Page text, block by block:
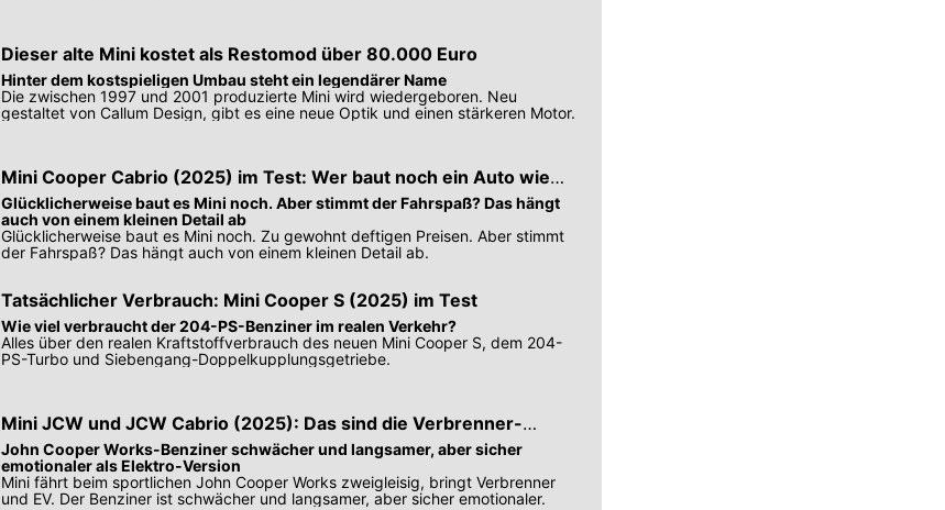
Dieser alte Mini kostet als Restomod über 80.000 Euro
Hinter dem kostspieligen Umbau steht ein legendärer Name
Die zwischen 1997 und 2001 produzierte Mini wird wiedergeboren. Neu
gestaltet von Callum Design, gibt es eine neue Optik und einen stärkeren Motor.
Mini Cooper Cabrio (2025) im Test: Wer baut noch ein Auto wie
dieses?
Glücklicherweise baut es Mini noch. Aber stimmt der Fahrspaß? Das hängt
auch von einem kleinen Detail ab
Glücklicherweise baut es Mini noch. Zu gewohnt deftigen Preisen. Aber stimmt
der Fahrspaß? Das hängt auch von einem kleinen Detail ab.
Tatsächlicher Verbrauch: Mini Cooper S (2025) im Test
Wie viel verbraucht der 204-PS-Benziner im realen Verkehr?
Alles über den realen Kraftstoffverbrauch des neuen Mini Cooper S, dem 204-
PS-Turbo und Siebengang-Doppelkupplungsgetriebe.
Mini JCW und JCW Cabrio (2025): Das sind die Verbrenner-
Versionen
John Cooper Works-Benziner schwächer und langsamer, aber sicher
emotionaler als Elektro-Version
Mini fährt beim sportlichen John Cooper Works zweigleisig, bringt Verbrenner
und EV. Der Benziner ist schwächer und langsamer, aber sicher emotionaler.